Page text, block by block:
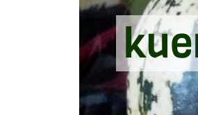
Zum Hauptinhalt springen